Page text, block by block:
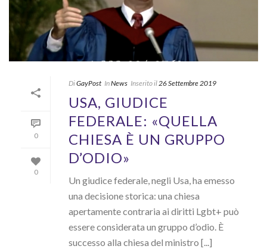
0
0
DiGayPost InNews Inserito il26 Settembre 2019
USA, GIUDICE
FEDERALE: «QUELLA
CHIESA È UN GRUPPO
D’ODIO»
Un giudice federale, negli Usa, ha emesso
una decisione storica: una chiesa
apertamente contraria ai diritti Lgbt+ può
essere considerata un gruppo d’odio. È
successo alla chiesa del ministro [...]